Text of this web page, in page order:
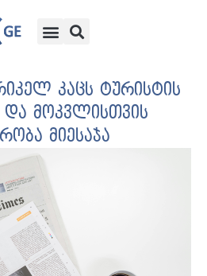
კაცს ტურისტის
და მოკვლისთვის
მიესაჯა